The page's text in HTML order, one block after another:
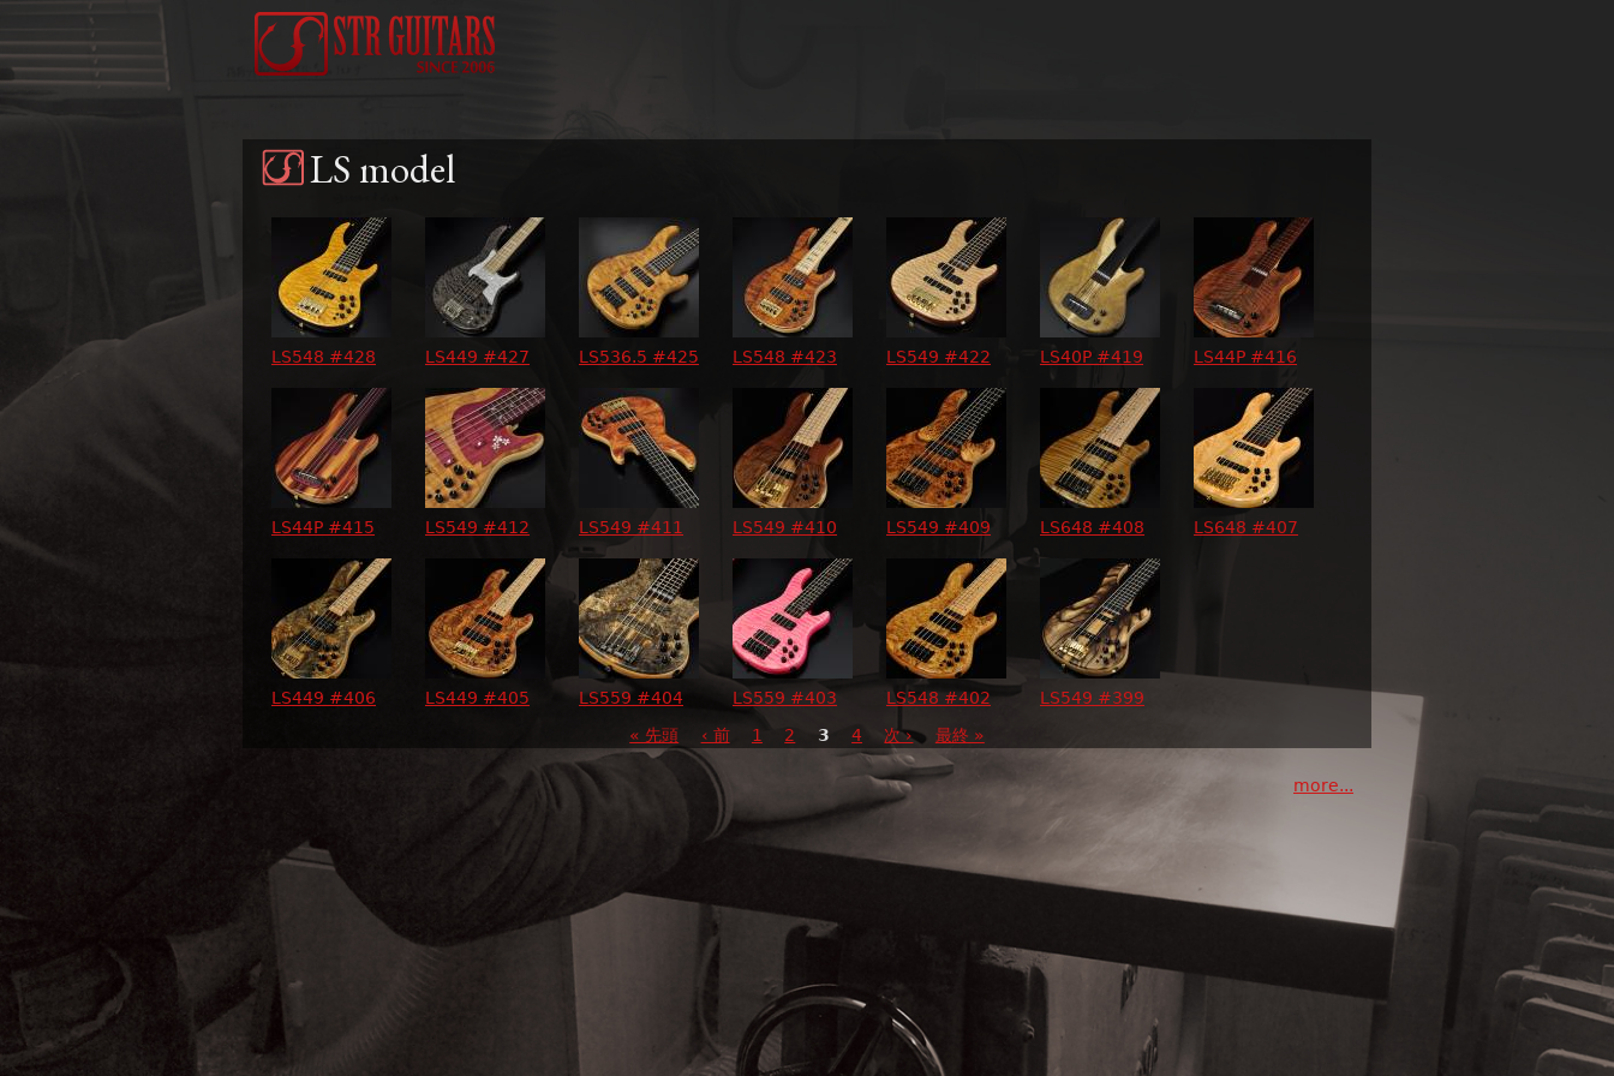
LS model
LS548 #428 LS449 #427 LS536.5 #425 LS548 #423 LS549 #422 LS40P #419 LS44P #416
LS44P #415 LS549 #412 LS549 #411 LS549 #410 LS549 #409 LS648 #408 LS648 #407
LS449 #406 LS449 #405 LS559 #404 LS559 #403 LS548 #402 LS549 #399
ペ
ー
« 先頭 ‹ 前 1 2 3 4 次 › 最終 »
more...